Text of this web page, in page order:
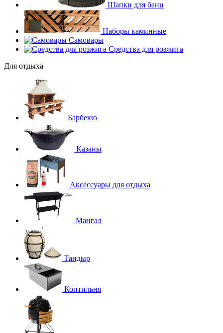
Шапки для бани
Наборы каминные
Самовары
Средства для розжига
Для отдыха
Барбекю
Казаны
Аксессуары для отдыха
Мангал
Тандыр
Коптильня